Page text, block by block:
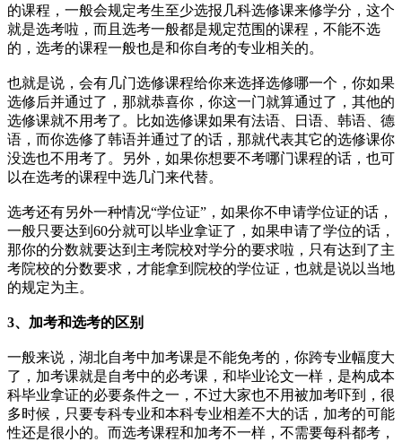
的课程，一般会规定考生至少选报几科选修课来修学分，这个
就是选考啦，而且选考一般都是规定范围的课程，不能不选
的，选考的课程一般也是和你自考的专业相关的。
也就是说，会有几门选修课程给你来选择选修哪一个，你如果
选修后并通过了，那就恭喜你，你这一门就算通过了，其他的
选修课就不用考了。比如选修课如果有法语、日语、韩语、德
语，而你选修了韩语并通过了的话，那就代表其它的选修课你
没选也不用考了。另外，如果你想要不考哪门课程的话，也可
以在选考的课程中选几门来代替。
选考还有另外一种情况“学位证”，如果你不申请学位证的话，
一般只要达到60分就可以毕业拿证了，如果申请了学位的话，
那你的分数就要达到主考院校对学分的要求啦，只有达到了主
考院校的分数要求，才能拿到院校的学位证，也就是说以当地
的规定为主。
3、加考和选考的区别
一般来说，湖北自考中加考课是不能免考的，你跨专业幅度大
了，加考课就是自考中的必考课，和毕业论文一样，是构成本
科毕业拿证的必要条件之一，不过大家也不用被加考吓到，很
多时候，只要专科专业和本科专业相差不大的话，加考的可能
性还是很小的。而选考课程和加考不一样，不需要每科都考，